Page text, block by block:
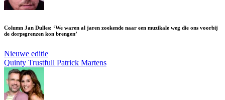
Column Jan Dulles: ‘We waren al jaren zoekende naar een muzikale weg die ons voorbij
de dorpsgrenzen kon brengen’
Nieuwe editie
Quinty Trustfull Patrick Martens